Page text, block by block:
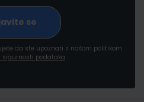
da ste upoznati s našom politikom
sigurnosti podataka